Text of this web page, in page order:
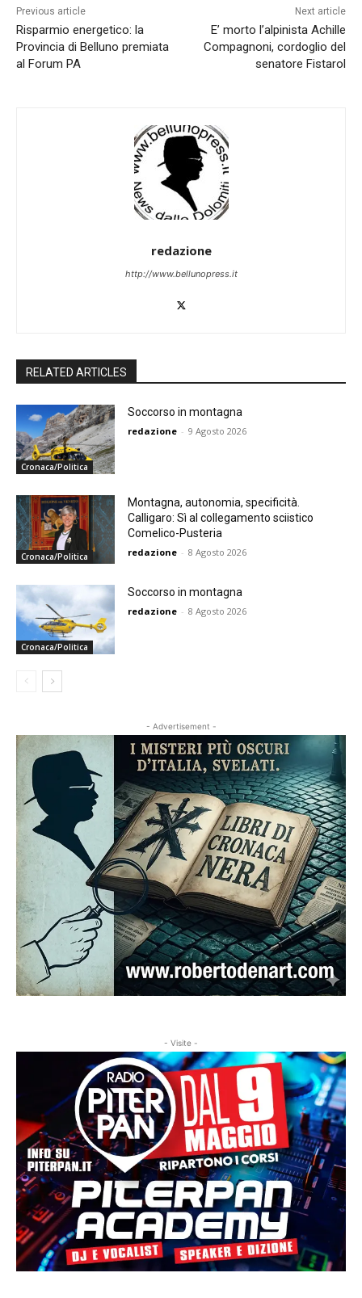
Previous article
Risparmio energetico: la
Provincia di Belluno premiata
al Forum PA
Next article
E’ morto l’alpinista Achille
Compagnoni, cordoglio del
senatore Fistarol
redazione
http://www.bellunopress.it
RELATED ARTICLES
Cronaca/Politica
Soccorso in montagna
redazione - 9 Agosto 2026
Cronaca/Politica
Montagna, autonomia, specificità.
Calligaro: Sì al collegamento sciistico
Comelico-Pusteria
redazione - 8 Agosto 2026
Cronaca/Politica
Soccorso in montagna
redazione - 8 Agosto 2026
- Advertisement -
- Visite -